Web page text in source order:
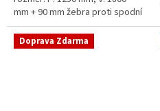
mm + 90 mm žebra proti spodní
vodě + komínek Kvalitní a
výkonná přečerpávací stanice
k...
Doprava Zdarma